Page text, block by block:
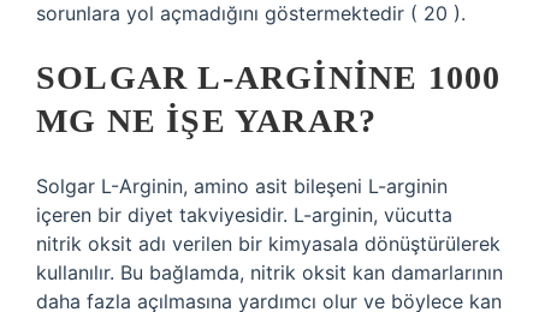
sorunlara yol açmadığını göstermektedir ( 20 ).
SOLGAR L-ARGININE 1000
MG NE IŞE YARAR?
Solgar L-Arginin, amino asit bileşeni L-arginin
içeren bir diyet takviyesidir. L-arginin, vücutta
nitrik oksit adı verilen bir kimyasala dönüştürülerek
kullanılır. Bu bağlamda, nitrik oksit kan damarlarının
daha fazla açılmasına yardımcı olur ve böylece kan